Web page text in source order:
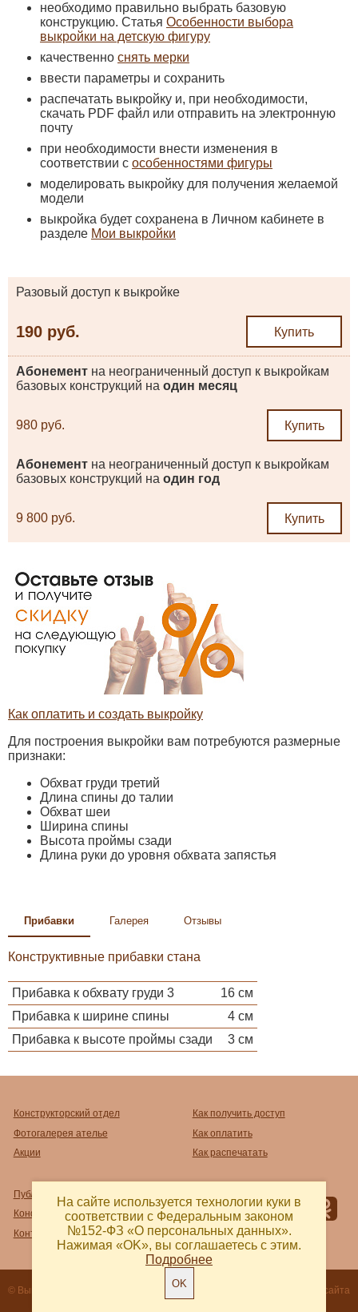
необходимо правильно выбрать базовую
конструкцию. Статья Особенности выбора
выкройки на детскую фигуру
качественно снять мерки
ввести параметры и сохранить
распечатать выкройку и, при необходимости,
скачать PDF файл или отправить на электронную
почту
при необходимости внести изменения в
соответствии с особенностями фигуры
моделировать выкройку для получения желаемой
модели
выкройка будет сохранена в Личном кабинете в
разделе Мои выкройки
Разовый доступ к выкройке
190 руб. Купить
Абонемент на неограниченный доступ к выкройкам
базовых конструкций на один месяц
980 руб. Купить
Абонемент на неограниченный доступ к выкройкам
базовых конструкций на один год
9 800 руб. Купить
Как оплатить и создать выкройку
Для построения выкройки вам потребуются размерные
признаки:
Обхват груди третий
Длина спины до талии
Обхват шеи
Ширина спины
Высота проймы сзади
Длина руки до уровня обхвата запястья
Прибавки Галерея Отзывы
Конструктивные прибавки стана
Прибавка к обхвату груди 3
16 см
Прибавка к ширине спины
4 см
Прибавка к высоте проймы сзади
3 см
Конструкторский отдел
Фотогалерея ателье
Акции
Как получить доступ
Как оплатить
Как распечатать
Публичный договор-оферта
Конфиденциальность
Контакты и реквизиты
© Выкройка 2018 - 2026 Разработка сайта
На сайте используется технологии куки в
соответствии с Федеральным законом
№152-ФЗ «О персональных данных».
Нажимая «OK», вы соглашаетесь с этим.
Подробнее
OK